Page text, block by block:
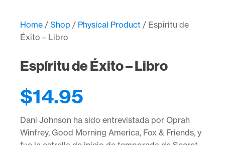
Libro
quantity
Home / Shop / Physical Product / Espíritu de
Éxito – Libro
Espíritu de Éxito – Libro
$14.95
Dani Johnson ha sido entrevistada por Oprah
Winfrey, Good Morning America, Fox & Friends, y